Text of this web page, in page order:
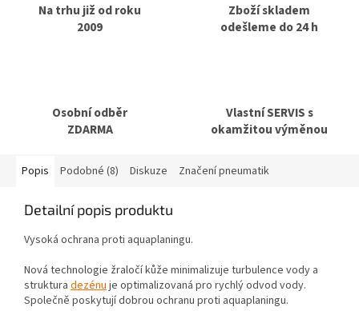
Na trhu již od roku
2009
Zboží skladem
odešleme do 24 h
Osobní odběr
ZDARMA
Vlastní SERVIS s
okamžitou výměnou
Popis Podobné (8) Diskuze Značení pneumatik
Detailní popis produktu
Vysoká ochrana proti aquaplaningu.
Nová technologie žraločí kůže minimalizuje turbulence vody a
struktura dezénu je optimalizovaná pro rychlý odvod vody.
Společně poskytují dobrou ochranu proti aquaplaningu.